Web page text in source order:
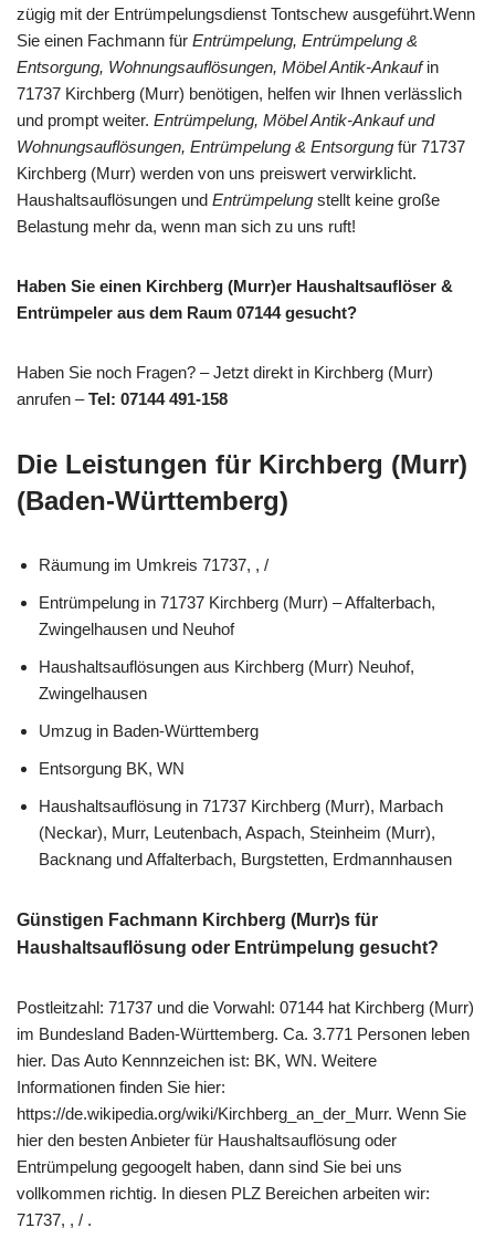
zügig mit der Entrümpelungsdienst Tontschew ausgeführt.Wenn
Sie einen Fachmann für Entrümpelung, Entrümpelung &
Entsorgung, Wohnungsauflösungen, Möbel Antik-Ankaufin
71737 Kirchberg (Murr) benötigen, helfen wir Ihnen verlässlich
und prompt weiter. Entrümpelung, Möbel Antik-Ankauf und
Wohnungsauflösungen, Entrümpelung & Entsorgung für 71737
Kirchberg (Murr) werden von uns preiswert verwirklicht.
Haushaltsauflösungen und Entrümpelung stellt keine große
Belastung mehr da, wenn man sich zu uns ruft!
Haben Sie einen Kirchberg (Murr)er Haushaltsauflöser &
Entrümpeler aus dem Raum 07144 gesucht?
Haben Sie noch Fragen? – Jetzt direkt in Kirchberg (Murr)
anrufen –Tel: 07144 491-158
Die Leistungen für Kirchberg (Murr)
(Baden-Württemberg)
Räumung im Umkreis 71737, , /
Entrümpelung in 71737 Kirchberg (Murr) – Affalterbach,
Zwingelhausen und Neuhof
Haushaltsauflösungen aus Kirchberg (Murr) Neuhof,
Zwingelhausen
Umzug in Baden-Württemberg
Entsorgung BK, WN
Haushaltsauflösung in 71737 Kirchberg (Murr), Marbach
(Neckar), Murr, Leutenbach, Aspach, Steinheim (Murr),
Backnang und Affalterbach, Burgstetten, Erdmannhausen
Günstigen Fachmann Kirchberg (Murr)s für
Haushaltsauflösung oder Entrümpelung gesucht?
Postleitzahl: 71737 und die Vorwahl: 07144 hat Kirchberg (Murr)
im Bundesland Baden-Württemberg. Ca. 3.771 Personen leben
hier. Das Auto Kennnzeichen ist: BK, WN. Weitere
Informationen finden Sie hier:
https://de.wikipedia.org/wiki/Kirchberg_an_der_Murr. Wenn Sie
hier den besten Anbieter für Haushaltsauflösung oder
Entrümpelung gegoogelt haben, dann sind Sie bei uns
vollkommen richtig. In diesen PLZ Bereichen arbeiten wir:
71737, , / .